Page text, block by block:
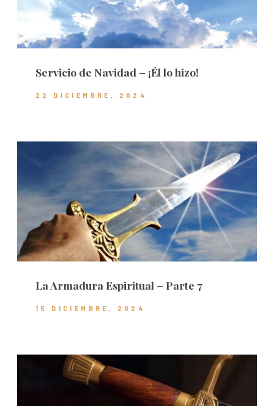
Servicio de Navidad – ¡Él lo hizo!
22 DICIEMBRE, 2024
La Armadura Espiritual – Parte 7
15 DICIEMBRE, 2024